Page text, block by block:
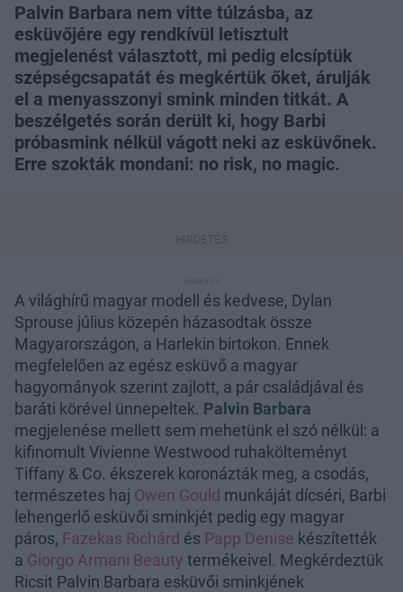
Palvin Barbara nem vitte túlzásba, az
esküvőjére egy rendkívül letisztult
megjelenést választott, mi pedig elcsíptük
szépségcsapatát és megkértük őket, árulják
el a menyasszonyi smink minden titkát. A
beszélgetés során derült ki, hogy Barbi
próbasmink nélkül vágott neki az esküvőnek.
Erre szokták mondani: no risk, no magic.
A világhírű magyar modell és kedvese, Dylan
Sprouse július közepén házasodtak össze
Magyarországon, a Harlekin birtokon. Ennek
megfelelően az egész esküvő a magyar
hagyományok szerint zajlott, a pár családjával és
baráti körével ünnepeltek. Palvin Barbara
megjelenése mellett sem mehetünk el szó nélkül: a
kifinomult Vivienne Westwood ruhakölteményt
Tiffany & Co. ékszerek koronázták meg, a csodás,
természetes haj Owen Gould munkáját dícséri, Barbi
lehengerlő esküvői sminkjét pedig egy magyar
páros, Fazekas Richárd és Papp Denise készítették
a Giorgo Armani Beauty termékeivel. Megkérdeztük
Ricsit Palvin Barbara esküvői sminkjének